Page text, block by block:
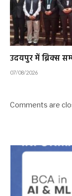
उदयपुर में ब्रिक्स
07/08/2026
Comments are